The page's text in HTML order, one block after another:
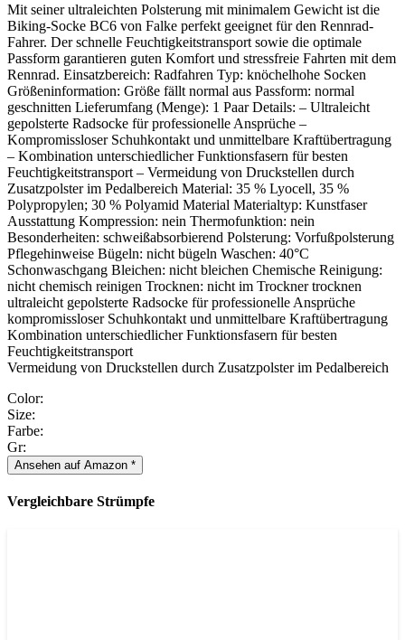
Mit seiner ultraleichten Polsterung mit minimalem Gewicht ist die
Biking-Socke BC6 von Falke perfekt geeignet für den Rennrad-
Fahrer. Der schnelle Feuchtigkeitstransport sowie die optimale
Passform garantieren guten Komfort und stressfreie Fahrten mit dem
Rennrad. Einsatzbereich: Radfahren Typ: knöchelhohe Socken
Größeninformation: Größe fällt normal aus Passform: normal
geschnitten Lieferumfang (Menge): 1 Paar Details: – Ultraleicht
gepolsterte Radsocke für professionelle Ansprüche –
Kompromissloser Schuhkontakt und unmittelbare Kraftübertragung
– Kombination unterschiedlicher Funktionsfasern für besten
Feuchtigkeitstransport – Vermeidung von Druckstellen durch
Zusatzpolster im Pedalbereich Material: 35 % Lyocell, 35 %
Polypropylen; 30 % Polyamid Material Materialtyp: Kunstfaser
Ausstattung Kompression: nein Thermofunktion: nein
Besonderheiten: schweißabsorbierend Polsterung: Vorfußpolsterung
Pflegehinweise Bügeln: nicht bügeln Waschen: 40°C
Schonwaschgang Bleichen: nicht bleichen Chemische Reinigung:
nicht chemisch reinigen Trocknen: nicht im Trockner trocknen
ultraleicht gepolsterte Radsocke für professionelle Ansprüche
kompromissloser Schuhkontakt und unmittelbare Kraftübertragung
Kombination unterschiedlicher Funktionsfasern für besten
Feuchtigkeitstransport
Vermeidung von Druckstellen durch Zusatzpolster im Pedalbereich
Color:
Size:
Farbe:
Gr:
Ansehen auf Amazon *
Vergleichbare Strümpfe